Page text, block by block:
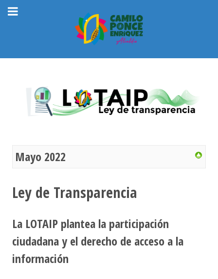
Mayo 2022
Ley de Transparencia
La LOTAIP plantea la participación
ciudadana y el derecho de acceso a la
información